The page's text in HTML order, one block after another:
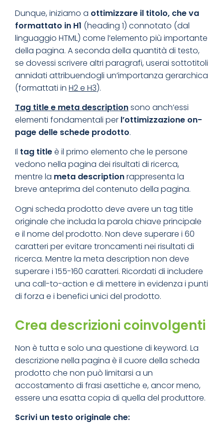
Dunque, iniziamo a ottimizzare il titolo, che va
formattato in H1 (heading 1) connotato (dal
linguaggio HTML) come l’elemento più importante
della pagina. A seconda della quantità di testo,
se dovessi scrivere altri paragrafi, userai sottotitoli
annidati attribuendogli un’importanza gerarchica
(formattati in H2 e H3).
Tag title e meta descriptionsono anch’essi
elementi fondamentali per l’ottimizzazione on-
page delle schede prodotto.
Il tag titleè il primo elemento che le persone
vedono nella pagina dei risultati di ricerca,
mentre la meta descriptionrappresenta la
breve anteprima del contenuto della pagina.
Ogni scheda prodotto deve avere un tag title
originale che includa la parola chiave principale
e il nome del prodotto. Non deve superare i 60
caratteri per evitare troncamenti nei risultati di
ricerca. Mentre la meta description non deve
superare i 155-160 caratteri. Ricordati di includere
una call-to-action e di mettere in evidenza i punti
di forza e i benefici unici del prodotto.
Crea descrizioni coinvolgenti
Non è tutta e solo una questione di keyword. La
descrizione nella pagina è il cuore della scheda
prodotto che non può limitarsi a un
accostamento di frasi asettiche e, ancor meno,
essere una esatta copia di quella del produttore.
Scrivi un testo originale che: